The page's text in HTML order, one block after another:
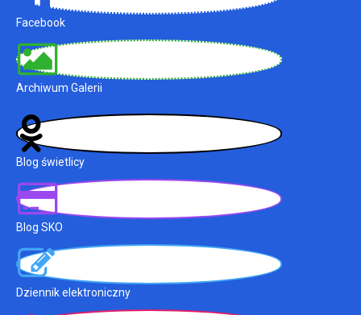
Facebook
Archiwum Galerii
Blog świetlicy
Blog SKO
Dziennik elektroniczny